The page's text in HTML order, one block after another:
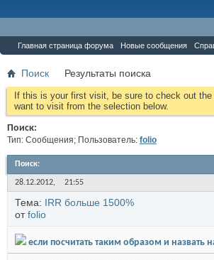
Главная страница форума Новые сообщения
Поиск Результаты поиска
If this is your first visit, be sure to check out the
want to visit from the selection below.
Поиск:
Тип: Сообщения; Пользователь: folio
Поиск:
28.12.2012, 21:55
Тема: IRR больше 1500%
отfolio
если посчитать таким образом и назвать